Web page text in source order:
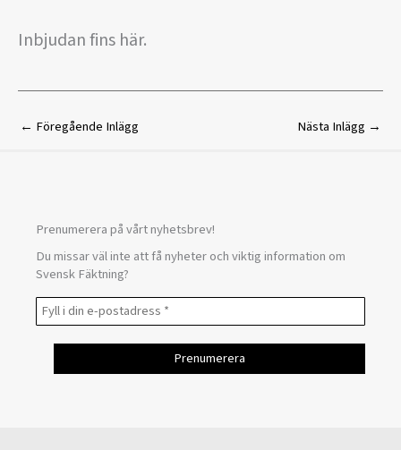
Inbjudan fins här.
← Föregående Inlägg Nästa Inlägg →
Prenumerera på vårt nyhetsbrev!
Du missar väl inte att få nyheter och viktig information om
Svensk Fäktning?